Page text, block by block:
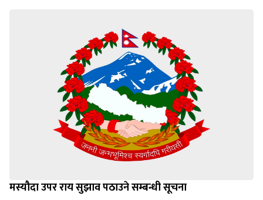
मस्यौदा उपर राय सुझाव पठाउने सम्बन्धी सूचना